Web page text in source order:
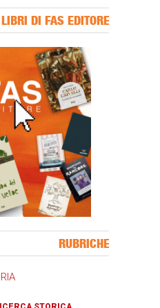
DI FAS EDITORE
RUBRICHE